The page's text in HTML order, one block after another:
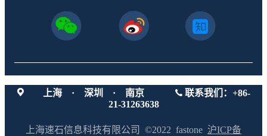
上海 · 深圳 · 南京
联系我们：+86-
21-31263638
上海速石信息科技有限公司 ©2022 fastone 沪ICP备